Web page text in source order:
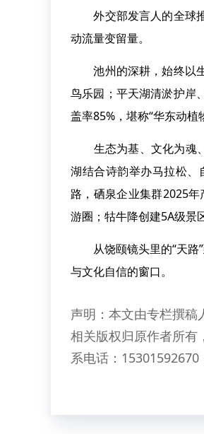
外交部发言人的全球推
动流量变留量。
池州的深耕，始终以生
鸟乐园；平天湖清淤护岸
盖率85%，堪称“华东动植
生态为基、文化为魂、
湖结合诗韵举办马拉松
路，硒泉企业集群2025
游圈；牯牛降创建5A级景
从饶颐镜头里的“天路”
与文化自信的窗口。
声明：本文由专栏撰稿
相关版权归原作者所有
系电话：15301592670